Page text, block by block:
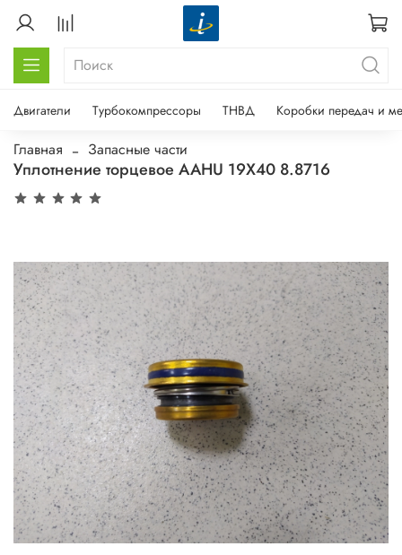
Двигатели Турбокомпрессоры ТНВД Коробки передач и
Главная Запасные части
Уплотнение торцевое ААНU 19Х40 8.8716